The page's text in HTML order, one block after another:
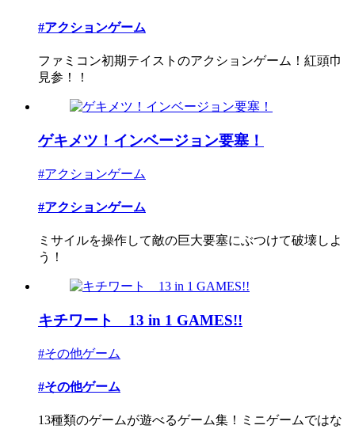
#アクションゲーム
ファミコン初期テイストのアクションゲーム！紅頭巾
見参！！
ゲキメツ！インベージョン要塞！
#アクションゲーム
#アクションゲーム
ミサイルを操作して敵の巨大要塞にぶつけて破壊しよ
う！
キチワート 13 in 1 GAMES!!
#その他ゲーム
#その他ゲーム
13種類のゲームが遊べるゲーム集！ミニゲームではな